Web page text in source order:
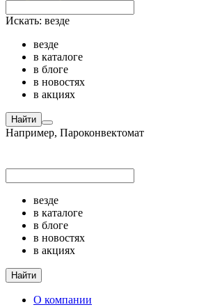
Искать: везде
везде
в каталоге
в блоге
в новостях
в акциях
Найти
Например, Пароконвектомат
везде
в каталоге
в блоге
в новостях
в акциях
Найти
О компании